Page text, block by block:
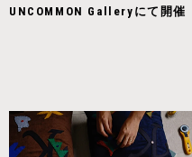
UNCOMMON Galleryにて開催